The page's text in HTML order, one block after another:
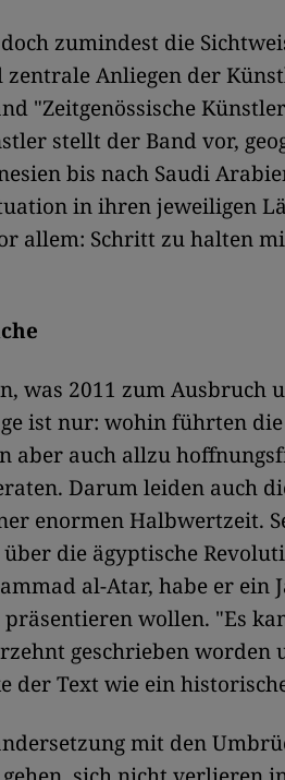
zumindest die
Anliegen der
"Zeitgenössische
stellt der Band vor,
bis nach Saudi
in ihren jeweiligen
allem: Schritt zu halten
was 2011 zum Ausbruch
ist nur: wohin führten
aber auch allzu
Darum leiden auch
enormen Halbwertzeit.
die ägyptische
al-Atar, habe er ein
wollen. "Es
geschrieben worden
der Text wie ein
mit den